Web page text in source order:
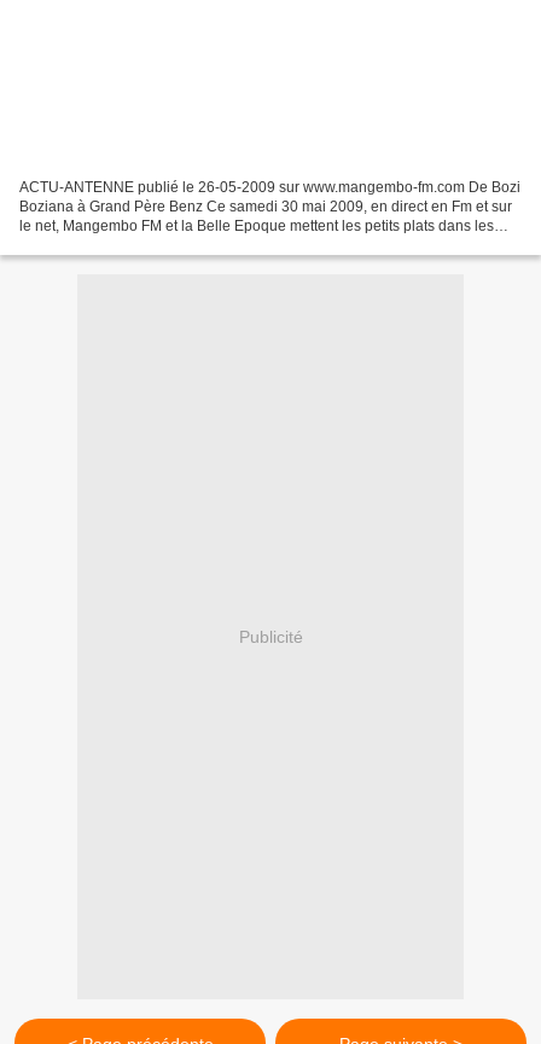
ACTU-ANTENNE publié le 26-05-2009 sur www.mangembo-fm.com De Bozi
Boziana à Grand Père Benz Ce samedi 30 mai 2009, en direct en Fm et sur
le net, Mangembo FM et la Belle Epoque mettent les petits plats dans les
Publicité